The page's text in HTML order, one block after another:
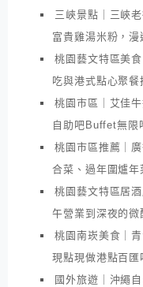
三峽景點｜三峽
富貴雞湯米粉，漫
桃園藝文特區美
吃與港式點心聚餐
桃園市區｜艾佳
自助吧Buffet無限
桃園市區推薦｜
合菜、過年圍爐
桃園藝文特區居
午營業到深夜的微
桃園南崁美食｜
現點現做港點百匯
國外旅遊｜沖繩